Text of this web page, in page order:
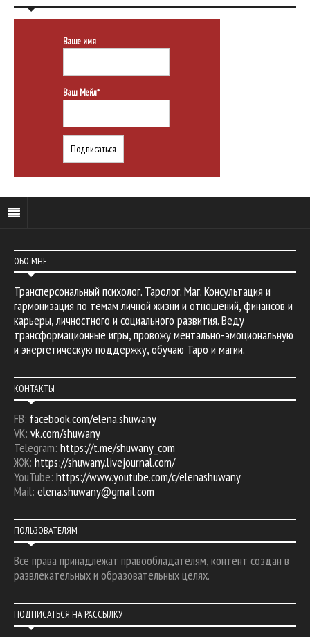
Ваше имя
Ваш Мейл*
ОБО МНЕ
Трансперсональный психолог. Таролог. Маг. Консультация и
гармонизация по темам личной жизни и отношений, финансов и
карьеры, личностного и социального развития. Веду
трансформационные игры, провожу ментально-эмоциональную
и энергетическую поддержку, обучаю Таро и магии.
КОНТАКТЫ
FB: facebook.com/elena.shuwany
VK: vk.com/shuwany
Telegram: https://t.me/shuwany_com
ЖЖ: https://shuwany.livejournal.com/
YouTube: https://www.youtube.com/c/elenashuwany
Mail: elena.shuwany@gmail.com
ПОЛЬЗОВАТЕЛЯМ
Все права принадлежат правообладателям, контент создан в
развлекательных и образовательных целях.
ПОДПИСАТЬСЯ НА РАССЫЛКУ